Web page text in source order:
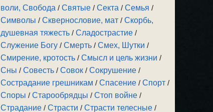
воли, Свобода /Святые /Секта /Семья /
Символы /Сквернословие, мат /Скорбь,
душевная тяжесть /Сладострастие /
Служение Богу /Смерть /Смех, Шутки /
Смирение, кротость /Смысл и цель жизни /
Сны /Совесть /Совок /Сокрушение /
Сострадание грешникам /Спасение /Спорт /
Споры /Старообрядцы /Стоп войне /
Страдание /Страсти /Страсти телесные /